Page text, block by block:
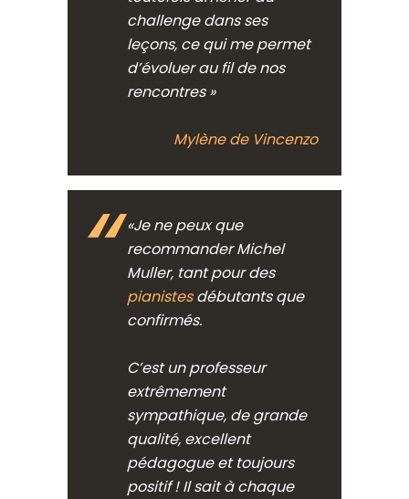
challenge dans ses
leçons, ce qui me permet
d’évoluer au fil de nos
rencontres »
Mylène de Vincenzo
«Je ne peux que
recommander Michel
Muller, tant pour des
pianistesdébutants que
confirmés.
C’est un professeur
extrêmement
sympathique, de grande
qualité, excellent
pédagogue et toujours
positif ! Il sait à chaque